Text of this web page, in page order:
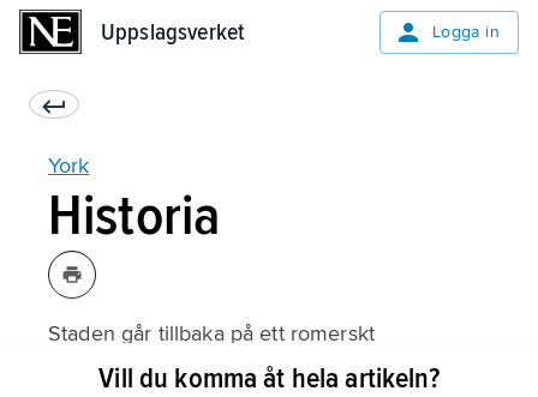
Uppslagsverket Logga in
York
Historia
Staden går tillbaka på ett romerskt
legionsläger som anlades i samband med den
Vill du komma åt hela artikeln?